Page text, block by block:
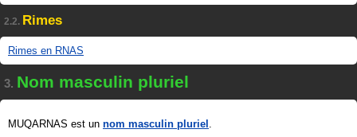
2.2. Rimes
Rimes en RNAS
3. Nom masculin pluriel
MUQARNAS est un nom masculin pluriel .